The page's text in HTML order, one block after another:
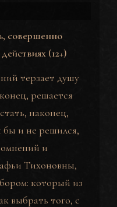
совершенно
(12+)
терзает душу
решается
наконец,
и не решился,
и
Тихоновны,
который из
выбрать того, с